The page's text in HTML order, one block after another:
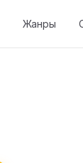
Жанры